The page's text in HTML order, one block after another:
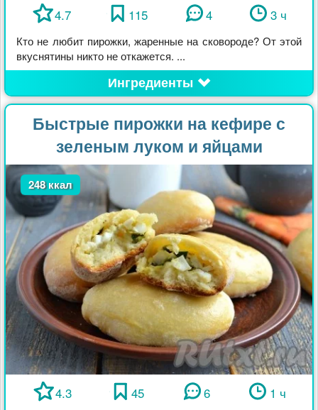
4.7 115 4 3 ч
Кто не любит пирожки, жаренные на сковороде? От этой
вкуснятины никто не откажется. ...
Ингредиенты
Быстрые пирожки на кефире с
зеленым луком и яйцами
248 ккал
4.3 45 6 1 ч